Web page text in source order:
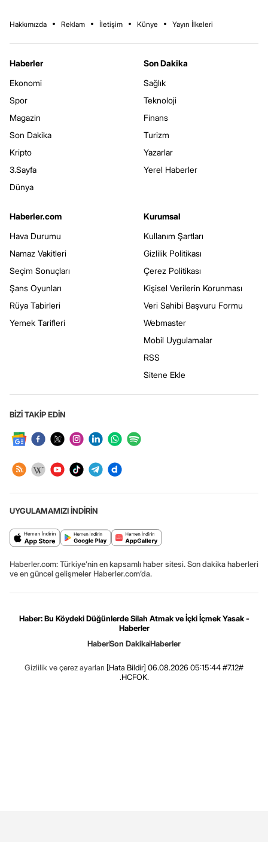
Hakkımızda Reklam İletişim Künye Yayın İlkeleri
Haberler
Ekonomi
Spor
Magazin
Son Dakika
Kripto
3.Sayfa
Dünya
Son Dakika
Sağlık
Teknoloji
Finans
Turizm
Yazarlar
Yerel Haberler
Haberler.com
Hava Durumu
Namaz Vakitleri
Seçim Sonuçları
Şans Oyunları
Rüya Tabirleri
Yemek Tarifleri
Kurumsal
Kullanım Şartları
Gizlilik Politikası
Çerez Politikası
Kişisel Verilerin Korunması
Veri Sahibi Başvuru Formu
Webmaster
Mobil Uygulamalar
RSS
Sitene Ekle
BİZİ TAKİP EDİN
UYGULAMAMIZI İNDİRİN
Haberler.com: Türkiye’nin en kapsamlı haber sitesi. Son dakika haberleri
ve en güncel gelişmeler Haberler.com’da.
Haber: Bu Köydeki Düğünlerde Silah Atmak ve İçki İçmek Yasak -
Haberler
HaberSon DakikaHaberler
Gizlilik ve çerez ayarları [Hata Bildir] 06.08.2026 05:15:44 #7.12#
.HCFOK.